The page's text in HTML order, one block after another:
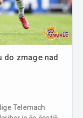
do zmage nad
Telemach